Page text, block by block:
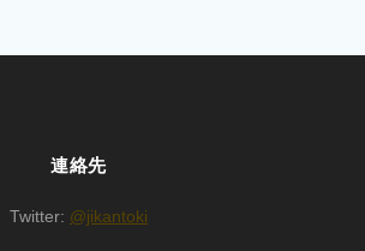
連絡先
Twitter: @jikantoki